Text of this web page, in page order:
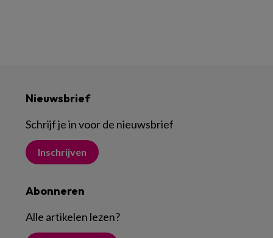
Nieuwsbrief
Schrijf je in voor de nieuwsbrief
Inschrijven
Abonneren
Alle artikelen lezen?